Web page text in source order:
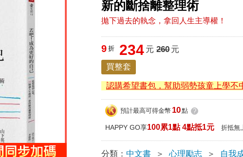
新的斷捨離整理術
拋下過去的執念，拿回人生主導權！
9 折 234 元 260元
買整套
認購希望書包，幫助弱勢孩童上學不
預計最高可得金幣 10點 ?
HAPPY GO享100累1點 4點抵1元 折抵無
分類： 中文書 ＞ 心理勵志 ＞ 自我